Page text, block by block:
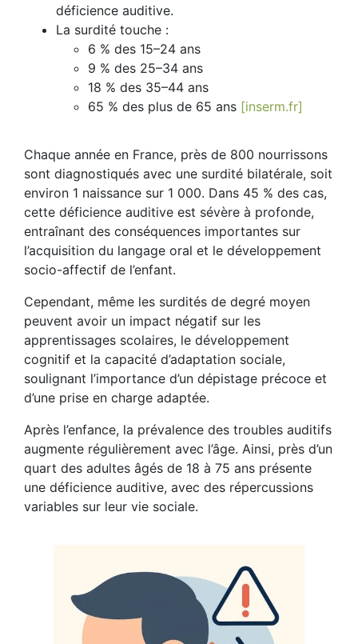
déficience auditive.
La surdité touche :
6 % des 15–24 ans
9 % des 25–34 ans
18 % des 35–44 ans
65 % des plus de 65 ans [inserm.fr]
Chaque année en France, près de 800 nourrissons
sont diagnostiqués avec une surdité bilatérale, soit
environ 1 naissance sur 1 000. Dans 45 % des cas,
cette déficience auditive est sévère à profonde,
entraînant des conséquences importantes sur
l’acquisition du langage oral et le développement
socio-affectif de l’enfant.
Cependant, même les surdités de degré moyen
peuvent avoir un impact négatif sur les
apprentissages scolaires, le développement
cognitif et la capacité d’adaptation sociale,
soulignant l’importance d’un dépistage précoce et
d’une prise en charge adaptée.
Après l’enfance, la prévalence des troubles auditifs
augmente régulièrement avec l’âge. Ainsi, près d’un
quart des adultes âgés de 18 à 75 ans présente
une déficience auditive, avec des répercussions
variables sur leur vie sociale.